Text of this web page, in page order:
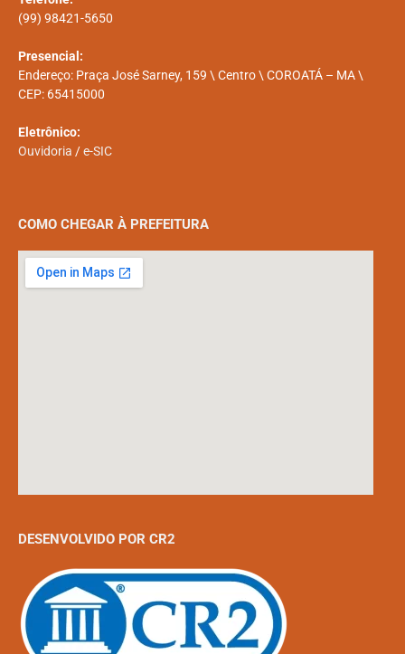
(99) 98421-5650
Presencial:
Endereço: Praça José Sarney, 159 \ Centro \ COROATÁ – MA \
CEP: 65415000
Eletrônico:
Ouvidoria /e-SIC
COMO CHEGAR À PREFEITURA
DESENVOLVIDO POR CR2